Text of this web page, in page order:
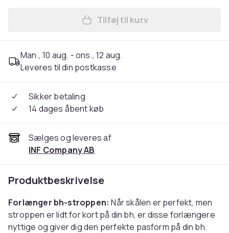
Læg BH forlængere 2
Tilføj til kurv
Man., 10 aug. - ons., 12 aug.
Leveres til din postkasse
Sikker betaling
14 dages åbent køb
Sælges og leveres af
INF Company AB
Produktbeskrivelse
Forlænger bh-stroppen: Når skålen er perfekt, men
stroppen er lidt for kort på din bh, er disse forlængere
nyttige og giver dig den perfekte pasform på din bh.